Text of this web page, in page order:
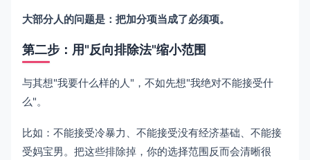
大部分人的问题是：把加分项当成了必须项。
第二步：用"反向排除法"缩小范围
与其想"我要什么样的人"，不如先想"我绝对不能接受什
么"。
比如：不能接受冷暴力、不能接受没有经济基础、不能接
受妈宝男。把这些排除掉，你的选择范围反而会清晰很